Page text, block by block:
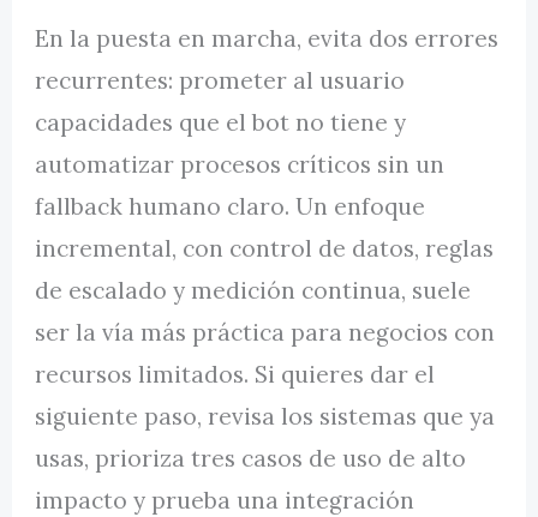
En la puesta en marcha, evita dos errores
recurrentes: prometer al usuario
capacidades que el bot no tiene y
automatizar procesos críticos sin un
fallback humano claro. Un enfoque
incremental, con control de datos, reglas
de escalado y medición continua, suele
ser la vía más práctica para negocios con
recursos limitados. Si quieres dar el
siguiente paso, revisa los sistemas que ya
usas, prioriza tres casos de uso de alto
impacto y prueba una integración